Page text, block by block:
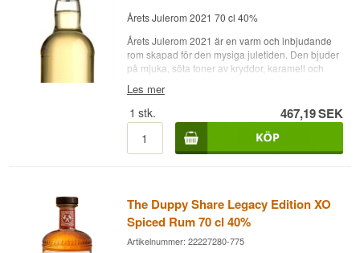
Årets Julerom 2021 70 cl 40%
Årets Julerom 2021 är en varm och inbjudande
rom skapad för den mysiga juletiden. Den bjuder
på mjuka, söta toner av kryddor, karamell och
smakupplevelse. Med sin balanserade styrka på
40 % och fylliga karaktär passar den perfekt både
att avnjutas som den är och som sällskap till
julens desserter och stunder av gemenskap. En
festlig rom som fångar både smak och
Ålder: N/A
Typ: Venezuela
Alkoholhalt: 40 %
70 cl.
Les mer
1 stk. 467,19SEK
The Duppy Share Legacy Edition XO
Spiced Rum 70 cl 40%
Artikelnummer: 22227280-775